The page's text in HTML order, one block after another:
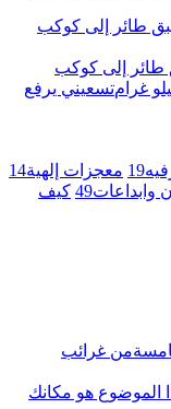
طائر إلى كوكب
تسعيني يرفع
19 معجزات إلهية14
وابداعات49 كيف
من غرائب